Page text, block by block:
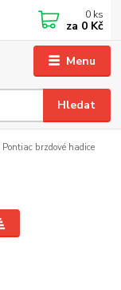
Menu
Hledat
0 ks
za 0 Kč
Pontiac brzdové hadice